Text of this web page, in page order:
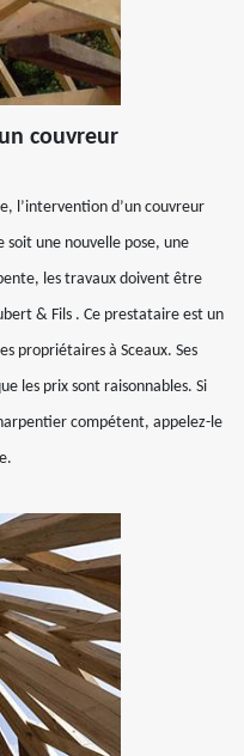
couvreur
l’intervention d’un couvreur
une nouvelle pose, une
les travaux doivent être
& Fils . Ce prestataire est un
propriétaires à Sceaux. Ses
les prix sont raisonnables. Si
compétent, appelez-le